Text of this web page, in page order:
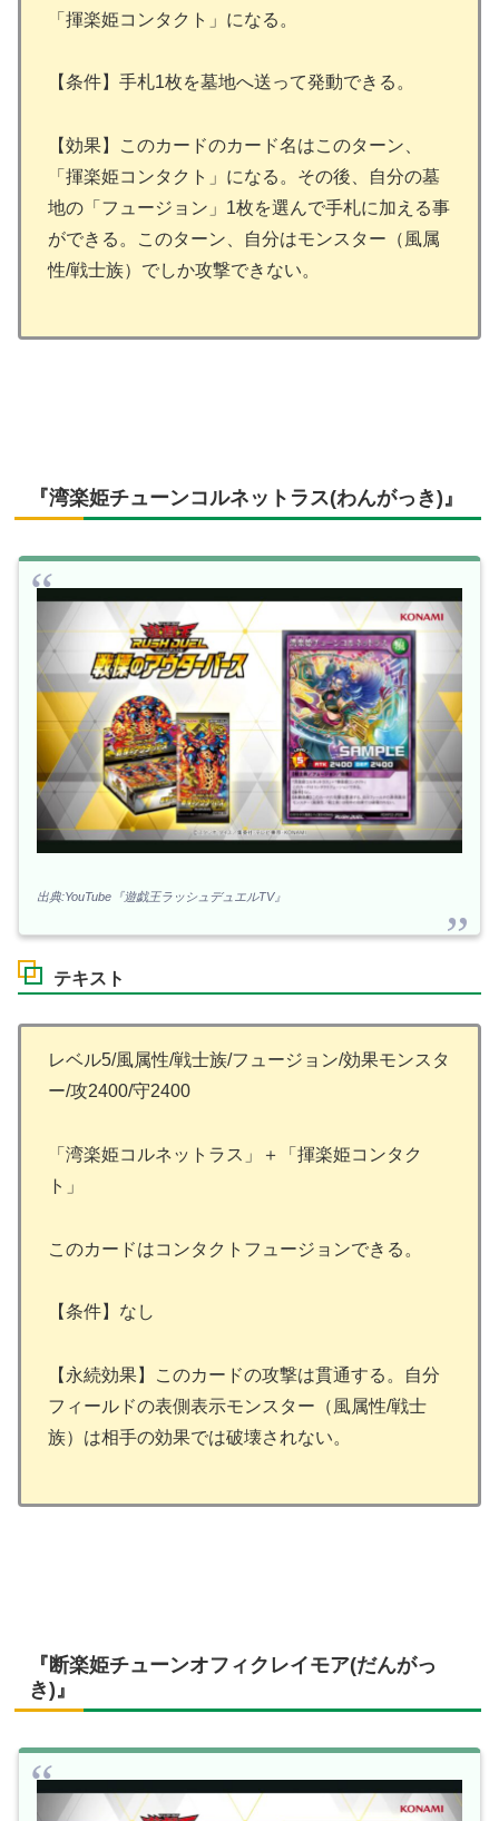
「揮楽姫コンタクト」になる。
【条件】手札1枚を墓地へ送って発動できる。
【効果】このカードのカード名はこのターン、
「揮楽姫コンタクト」になる。その後、自分の墓
地の「フュージョン」1枚を選んで手札に加える事
ができる。このターン、自分はモンスター（風属
性/戦士族）でしか攻撃できない。
『湾楽姫チューンコルネットラス(わんがっき)』
出典:YouTube『遊戯王ラッシュデュエルTV』
テキスト
レベル5/風属性/戦士族/フュージョン/効果モンスタ
ー/攻2400/守2400
「湾楽姫コルネットラス」＋「揮楽姫コンタク
ト」
このカードはコンタクトフュージョンできる。
【条件】なし
【永続効果】このカードの攻撃は貫通する。自分
フィールドの表側表示モンスター（風属性/戦士
族）は相手の効果では破壊されない。
『断楽姫チューンオフィクレイモア(だんがっ
き)』